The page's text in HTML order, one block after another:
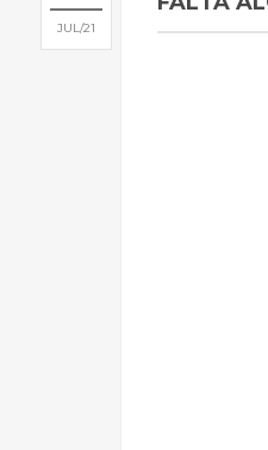
JUL 21